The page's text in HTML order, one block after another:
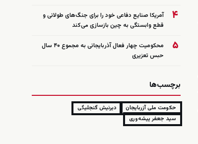
۴
آمریکا صنایع دفاعی خود را برای جنگ‌های طولانی و
قطع وابستگی به چین بازسازی می‌کند
۵
محکومیت چهار فعال آذربایجانی به مجموع ۴۰ سال
حبس تعزیری
برچسب‌ها
حکومت ملی آزربایجان
دیرنیش گنجلیگی
سید جعفر پیشه‌وری